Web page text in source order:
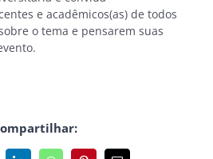
e acadêmicos(as) de todos
o tema e pensarem suas